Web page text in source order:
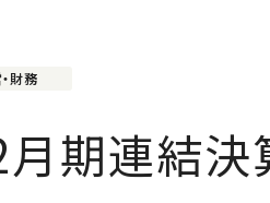
財務
期連結決